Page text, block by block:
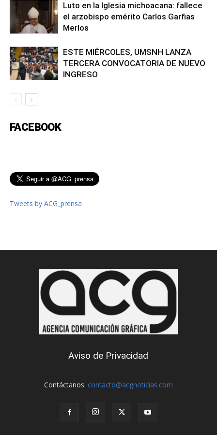
Luto en la Iglesia michoacana: fallece
el arzobispo emérito Carlos Garfias
Merlos
ESTE MIÉRCOLES, UMSNH LANZA
TERCERA CONVOCATORIA DE NUEVO
INGRESO
FACEBOOK
Tweets by ACG_prensa
Aviso de Privacidad
Contáctanos: contacto@acgnoticias.com